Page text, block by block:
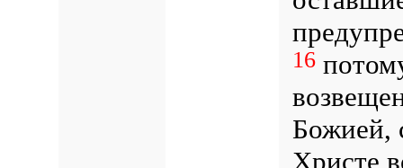
16
Божией,
Христе